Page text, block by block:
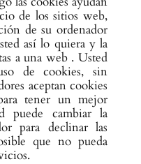
de los sitios web,
de su ordenador
así lo quiera y la
a una web . Usted
de cookies, sin
aceptan cookies
tener un mejor
puede cambiar la
para declinar las
que no pueda